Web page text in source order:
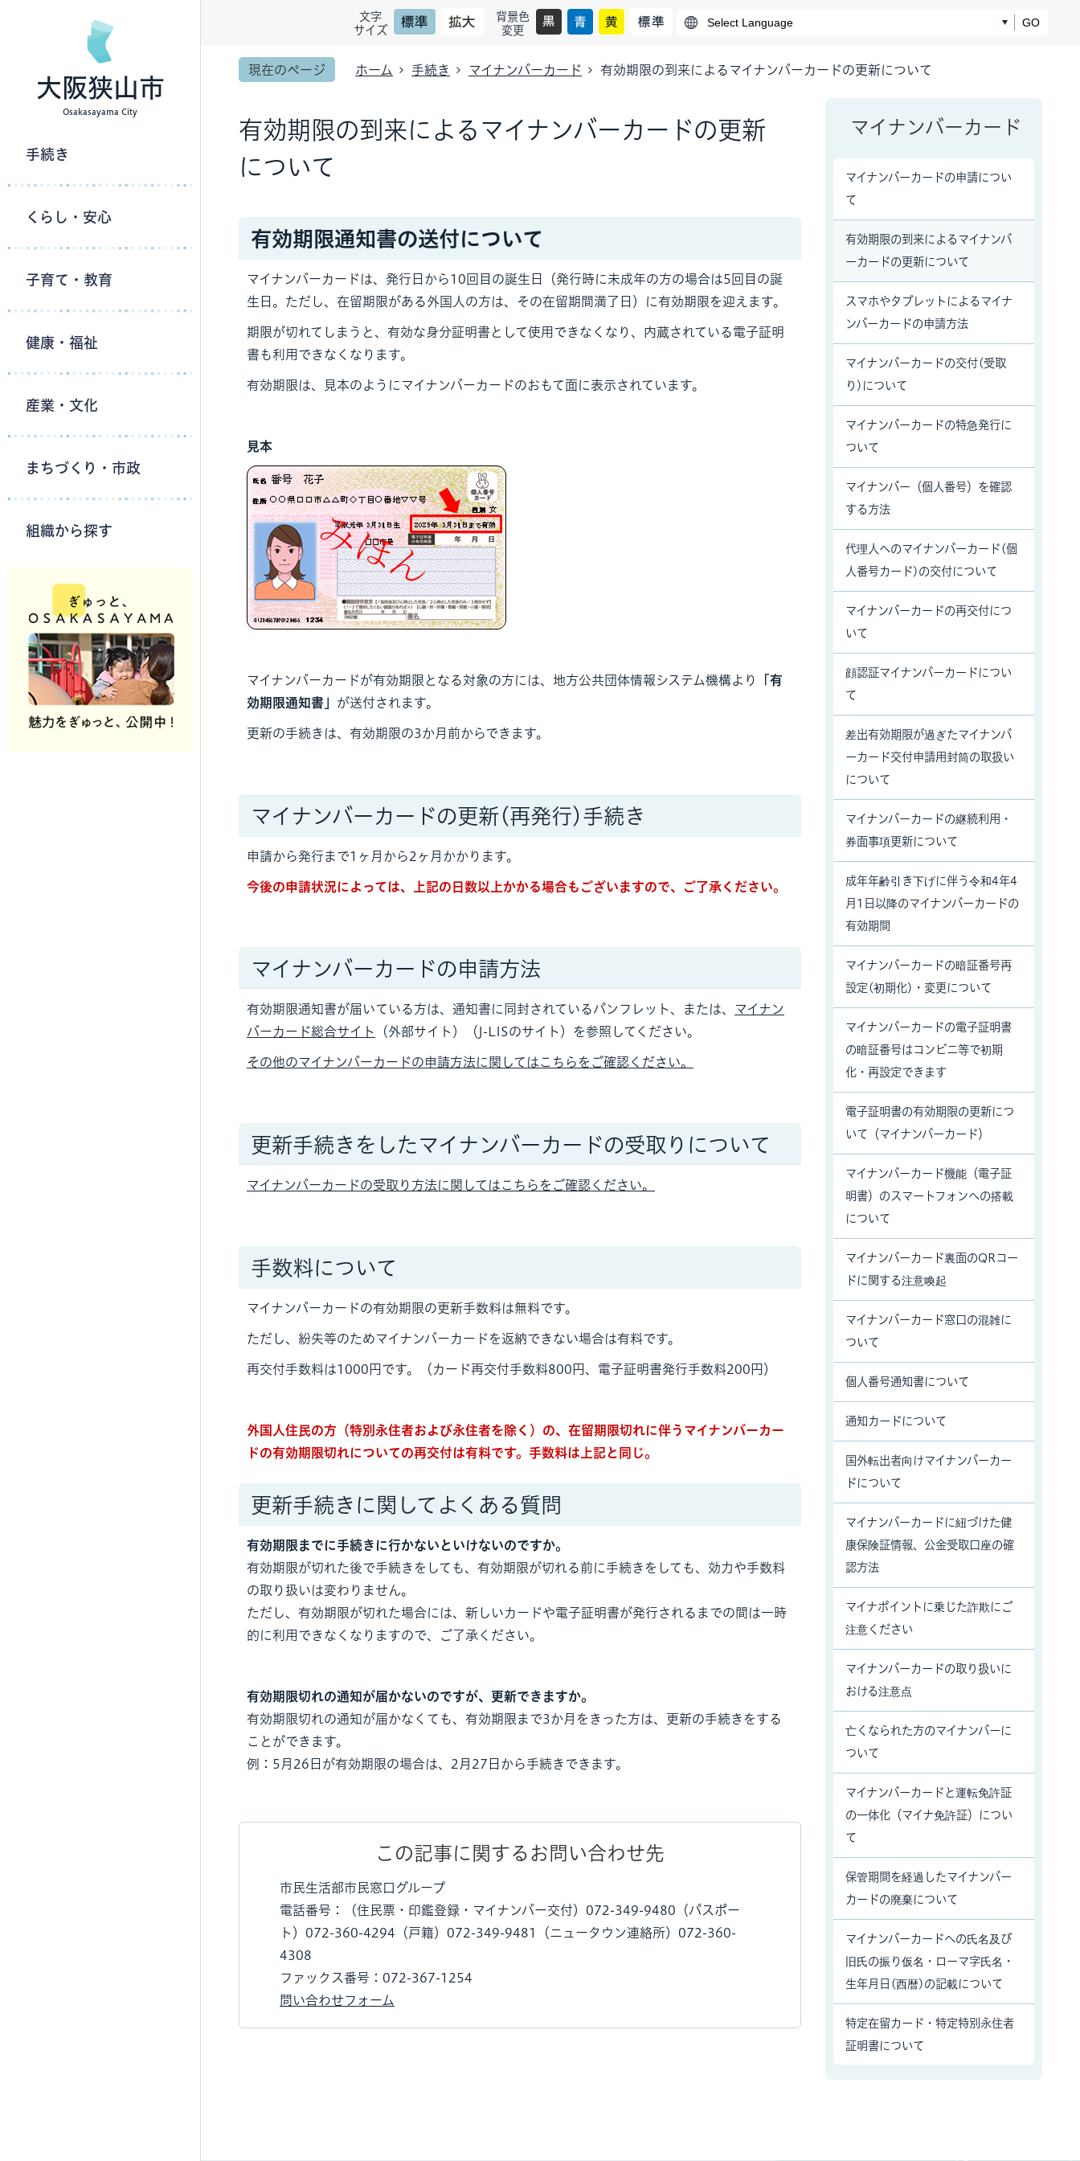
文字
サイズ
背景色
変更
GO
現在のページ ホーム 手続き マイナンバーカード 有効期限の到来によるマイナンバーカードの更新について
大阪狭山市
Osakasayama City
手続き
くらし・安心
子育て・教育
健康・福祉
産業・文化
まちづくり・市政
組織から探す
有効期限の到来によるマイナンバーカードの更新
について
有効期限通知書の送付について
マイナンバーカードは、発行日から10回目の誕生日（発行時に未成年の方の場合は5回目の誕
生日。ただし、在留期限がある外国人の方は、その在留期間満了日）に有効期限を迎えます。
期限が切れてしまうと、有効な身分証明書として使用できなくなり、内蔵されている電子証明
書も利用できなくなります。
有効期限は、見本のようにマイナンバーカードのおもて面に表示されています。
見本
マイナンバーカードが有効期限となる対象の方には、地方公共団体情報システム機構より
「有
効期限通知書」 が送付されます。
更新の手続きは、有効期限の3か月前からできます。
マイナンバーカードの更新(再発行)手続き
申請から発行まで1ヶ月から2ヶ月かかります。
今後の申請状況によっては、上記の日数以上かかる場合もございますので、ご了承ください。
マイナンバーカードの申請方法
有効期限通知書が届いている方は、通知書に同封されているパンフレット、または、
マイナン
バーカード総合サイト
（外部サイト）（J-LISのサイト）を参照してください。
その他のマイナンバーカードの申請方法に関してはこちらをご確認ください。
更新手続きをしたマイナンバーカードの受取りについて
マイナンバーカードの受取り方法に関してはこちらをご確認ください。
手数料について
マイナンバーカードの有効期限の更新手数料は無料です。
ただし、紛失等のためマイナンバーカードを返納できない場合は有料です。
再交付手数料は1000円です。（カード再交付手数料800円、電子証明書発行手数料200円）
外国人住民の方（特別永住者および永住者を除く）の、在留期限切れに伴うマイナンバーカー
ドの有効期限切れについての再交付は有料です。手数料は上記と同じ。
更新手続きに関してよくある質問
有効期限までに手続きに行かないといけないのですか。
有効期限が切れた後で手続きをしても、有効期限が切れる前に手続きをしても、効力や手数料
の取り扱いは変わりません。
ただし、有効期限が切れた場合には、新しいカードや電子証明書が発行されるまでの間は一時
的に利用できなくなりますので、ご了承ください。
有効期限切れの通知が届かないのですが、更新できますか。
有効期限切れの通知が届かなくても、有効期限まで3か月をきった方は、更新の手続きをする
ことができます。
例：5月26日が有効期限の場合は、2月27日から手続きできます。
この記事に関するお問い合わせ先
市民生活部市民窓口グループ
電話番号：（住民票・印鑑登録・マイナンバー交付）072-349-9480（パスポー
ト）072-360-4294（戸籍）072-349-9481（ニュータウン連絡所）072-360-
4308
ファックス番号：072-367-1254
問い合わせフォーム
マイナンバーカード
マイナンバーカードの申請につい
て
有効期限の到来によるマイナンバ
ーカードの更新について
スマホやタブレットによるマイナ
ンバーカードの申請方法
マイナンバーカードの交付(受取
り)について
マイナンバーカードの特急発行に
ついて
マイナンバー（個人番号）を確認
する方法
代理人へのマイナンバーカード(個
人番号カード)の交付について
マイナンバーカードの再交付につ
いて
顔認証マイナンバーカードについ
て
差出有効期限が過ぎたマイナンバ
ーカード交付申請用封筒の取扱い
について
マイナンバーカードの継続利用・
券面事項更新について
成年年齢引き下げに伴う令和4年4
月1日以降のマイナンバーカードの
有効期間
マイナンバーカードの暗証番号再
設定(初期化)・変更について
マイナンバーカードの電子証明書
の暗証番号はコンビニ等で初期
化・再設定できます
電子証明書の有効期限の更新につ
いて（マイナンバーカード）
マイナンバーカード機能（電子証
明書）のスマートフォンへの搭載
について
マイナンバーカード裏面のQRコー
ドに関する注意喚起
マイナンバーカード窓口の混雑に
ついて
個人番号通知書について
通知カードについて
国外転出者向けマイナンバーカー
ドについて
マイナンバーカードに紐づけた健
康保険証情報、公金受取口座の確
認方法
マイナポイントに乗じた詐欺にご
注意ください
マイナンバーカードの取り扱いに
おける注意点
亡くなられた方のマイナンバーに
ついて
マイナンバーカードと運転免許証
の一体化（マイナ免許証）につい
て
保管期間を経過したマイナンバー
カードの廃棄について
マイナンバーカードへの氏名及び
旧氏の振り仮名・ローマ字氏名・
生年月日(西暦)の記載について
特定在留カード・特定特別永住者
証明書について